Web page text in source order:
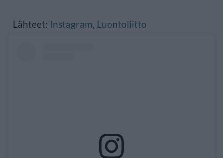
Lähteet: Instagram, Luontoliitto